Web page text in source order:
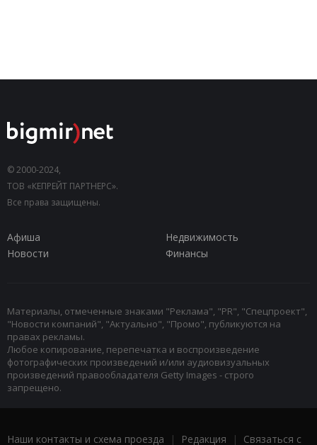
© 2000-2024,
ТОВ «КЕПРЕЙТ ПАРТНЕРС».
Все права защищены.
Афиша
Недвижимость
Новости
Финансы
Материалы, отмеченные знаками "Реклама", "PR", "Спецпроект",
"Новости компаний", "Актуально", "Промо", публикуются на
правах рекламы.
Любое копирование, перепечатка и воспроизведение
фотографических произведений и/или аудиовизуальных
произведений правообладателя Getty Images - строго
запрещено.
Наши контакты и схема проезда | Редакция | Связаться с